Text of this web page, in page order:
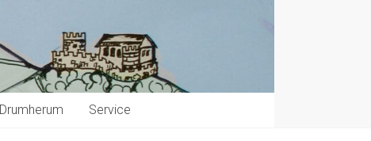
Drumherum Service